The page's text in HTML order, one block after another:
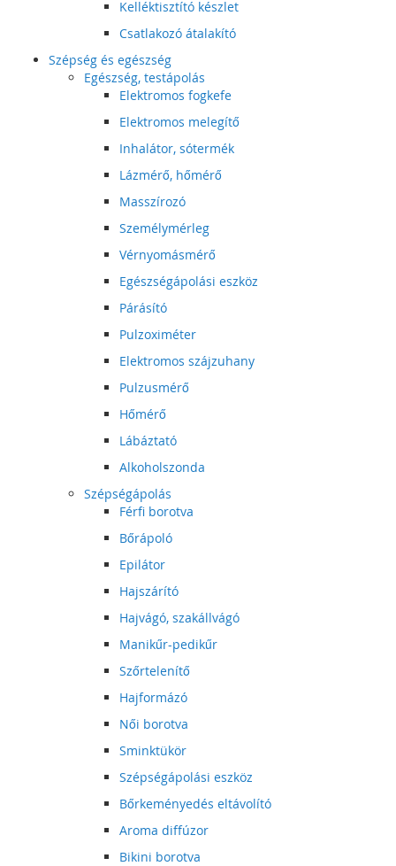
Kelléktisztító készlet
Csatlakozó átalakító
Szépség és egészség
Egészség, testápolás
Elektromos fogkefe
Elektromos melegítő
Inhalátor, sótermék
Lázmérő, hőmérő
Masszírozó
Személymérleg
Vérnyomásmérő
Egészségápolási eszköz
Párásító
Pulzoximéter
Elektromos szájzuhany
Pulzusmérő
Hőmérő
Lábáztató
Alkoholszonda
Szépségápolás
Férfi borotva
Bőrápoló
Epilátor
Hajszárító
Hajvágó, szakállvágó
Manikűr-pedikűr
Szőrtelenítő
Hajformázó
Női borotva
Sminktükör
Szépségápolási eszköz
Bőrkeményedés eltávolító
Aroma diffúzor
Bikini borotva